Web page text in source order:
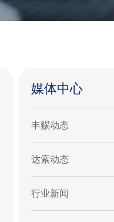
媒体中心
丰赐动态
达索动态
行业新闻